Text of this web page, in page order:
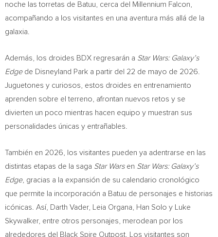
noche las torretas de Batuu, cerca del Millennium Falcon,
acompañando a los visitantes en una aventura más allá de la
galaxia.
Además, los droides BDX regresarán a Star Wars: Galaxy’s
Edgede Disneyland Park a partir del 22 de mayo de 2026.
Juguetones y curiosos, estos droides en entrenamiento
aprenden sobre el terreno, afrontan nuevos retos y se
divierten un poco mientras hacen equipo y muestran sus
personalidades únicas y entrañables.
También en 2026, los visitantes pueden ya adentrarse en las
distintas etapas de la saga Star Warsen Star Wars: Galaxy’s
Edge, gracias a la expansión de su calendario cronológico
que permite la incorporación a Batuu de personajes e historias
icónicas. Así, Darth Vader, Leia Organa, Han Solo y Luke
Skywalker, entre otros personajes, merodean por los
alrededores del Black Spire Outpost. Los visitantes son